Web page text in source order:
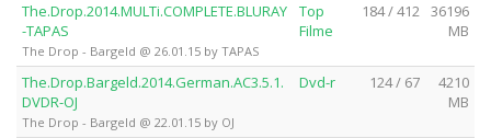
The.Drop.2014.MULTi.COMPLETE.BLURAY
-TAPAS
The Drop - Bargeld @ 26.01.15 by TAPAS
Top
Filme
184 / 412 36196
MB
The.Drop.Bargeld.2014.German.AC3.5.1.
DVDR-OJ
The Drop - Bargeld @ 22.01.15 by OJ
Dvd-r 124 / 67
4210
MB